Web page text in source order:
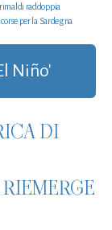
raddoppia
corse per la Sardegna
Niño'
DI